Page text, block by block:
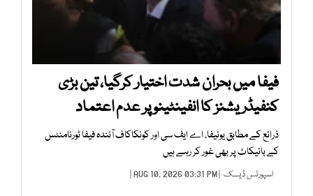
فیفا میں بحران شدت اختیار کرگیا، تین بڑی
کنفیڈریشنز کا انفینٹینو پر عدم اعتماد
ذرائع کے مطابق یوئیفا، اے ایف سی اور کونکاکاف آئندہ فیفا ٹورنامنٹس
کے بائیکاٹ پر بھی غور کر رہے ہیں
اسپورٹس ڈیسک | AUG 10, 2026 03:31 PM |